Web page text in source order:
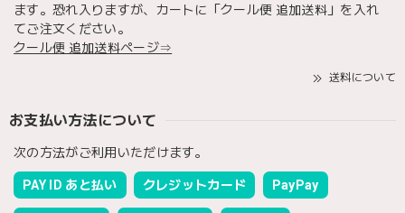
ます。恐れ入りますが、カートに「クール便 追加送料」を入れ
てご注文ください。
クール便 追加送料ページ⇒
送料について
お支払い方法について
次の方法がご利用いただけます。
PAY ID あと払い クレジットカード PayPay